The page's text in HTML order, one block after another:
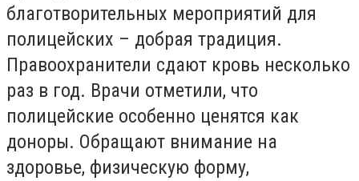
благотворительных мероприятий для
полицейских – добрая традиция.
Правоохранители сдают кровь несколько
раз в год. Врачи отметили, что
полицейские особенно ценятся как
доноры. Обращают внимание на
здоровье, физическую форму,